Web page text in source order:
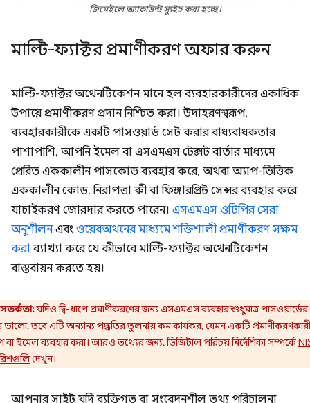
জিমেইলে অ্যাকাউন্ট স্যুইচ করা হচ্ছে।
মাল্টি-ফ্যাক্টর প্রমাণীকরণ অফার করুন
মাল্টি-ফ্যাক্টর অথেনটিকেশন মানে হল ব্যবহারকারীদের একাধিক
উপায়ে প্রমাণীকরণ প্রদান নিশ্চিত করা। উদাহরণস্বরূপ,
ব্যবহারকারীকে একটি পাসওয়ার্ড সেট করার বাধ্যবাধকতার
পাশাপাশি, আপনি ইমেল বা এসএমএস টেক্সট বার্তার মাধ্যমে
প্রেরিত এককালীন পাসকোড ব্যবহার করে, অথবা অ্যাপ-ভিত্তিক
এককালীন কোড, নিরাপত্তা কী বা ফিঙ্গারপ্রিন্ট সেন্সর ব্যবহার করে
যাচাইকরণ জোরদার করতে পারেন। এসএমএস ওটিপির সেরা
অনুশীলনএবং ওয়েবঅথনের মাধ্যমে শক্তিশালী প্রমাণীকরণ সক্ষম
করাব্যাখ্যা করে যে কীভাবে মাল্টি-ফ্যাক্টর অথেনটিকেশন
বাস্তবায়ন করতে হয়।
সতর্কতা:যদিও দ্বি-ধাপে প্রমাণীকরণের জন্য এসএমএস ব্যবহার শুধুমাত্র পাসওয়ার্ডের
ভালো, তবে এটি অন্যান্য পদ্ধতির তুলনায় কম কার্যকর, যেমন একটি প্রমাণীকরণকারী
বা ইমেল ব্যবহার করা। আরও তথ্যের জন্য, ডিজিটাল পরিচয় নির্দেশিকা সম্পর্কে
দেখুন।
আপনার সাইট যদি ব্যক্তিগত বা সংবেদনশীল তথ্য পরিচালনা